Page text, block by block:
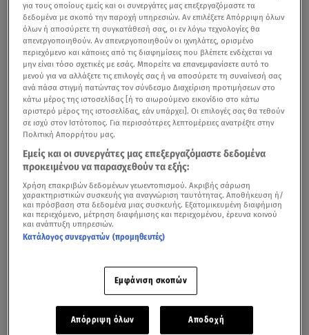
για τους οποίους εμείς και οι συνεργάτες μας επεξεργαζόμαστε τα
δεδομένα με σκοπό την παροχή υπηρεσιών. Αν επιλέξετε Απόρριψη όλων
όλων ή αποσύρετε τη συγκατάθεσή σας, οι εν λόγω τεχνολογίες θα
απενεργοποιηθούν. Αν απενεργοποιηθούν οι ιχνηλάτες, ορισμένο
περιεχόμενο και κάποιες από τις διαφημίσεις που βλέπετε ενδέχεται να
μην είναι τόσο σχετικές με εσάς. Μπορείτε να επανεμφανίσετε αυτό το
μενού για να αλλάξετε τις επιλογές σας ή να αποσύρετε τη συναίνεσή σας
ανά πάσα στιγμή πατώντας τον σύνδεσμο Διαχείριση προτιμήσεων στο
κάτω μέρος της ιστοσελίδας [ή το αιωρούμενο εικονίδιο στο κάτω
αριστερό μέρος της ιστοσελίδας, εάν υπάρχει]. Οι επιλογές σας θα τεθούν
σε ισχύ στον Ιστότοπος. Για περισσότερες λεπτομέρειες ανατρέξτε στην
Πολιτική Απορρήτου μας.
Εμείς και οι συνεργάτες μας επεξεργαζόμαστε δεδομένα
προκειμένου να παρασχεθούν τα εξής:
Χρήση επακριβών δεδομένων γεωεντοπισμού. Ακριβής σάρωση
χαρακτηριστικών συσκευής για αναγνώριση ταυτότητας. Αποθήκευση ή/
και πρόσβαση στα δεδομένα μιας συσκευής. Εξατομικευμένη διαφήμιση
και περιεχόμενο, μέτρηση διαφήμισης και περιεχομένου, έρευνα κοινού
και ανάπτυξη υπηρεσιών.
Κατάλογος συνεργατών (προμηθευτές)
Εμφάνιση σκοπών
Απόρριψη όλων Αποδοχή